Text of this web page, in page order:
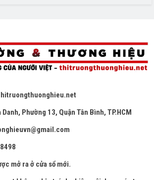
Phường 13, Quận Tân Bình, TP.HCM
mở ra ở cửa sổ mới.